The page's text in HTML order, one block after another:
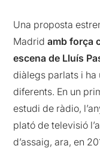
Una proposta
Madridamb força
escena de Lluís
diàlegs parlats i ha
diferents. En un
estudi de ràdio,
plató de televisió
d’assaig, ara, en